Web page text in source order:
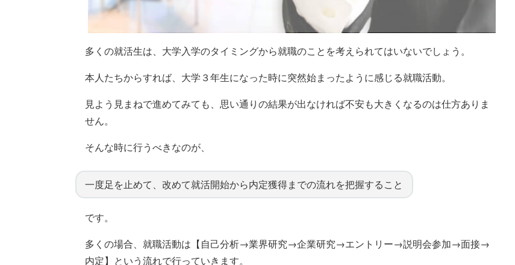
多くの就活生は、大学入学のタイミングから就職のことを考えられてはいないでしょう。
本人たちからすれば、大学３年生になった時に突然始まったように感じる就職活動。
見よう見まねで進めてみても、思い通りの結果が出なければ不安も大きくなるのは仕方ありま
せん。
そんな時に行うべきなのが、
一度足を止めて、改めて就活開始から内定獲得までの流れを把握すること
です。
多くの場合、就職活動は【自己分析→業界研究→企業研究→エントリー→説明会参加→面接→
内定】という流れで行っていきます。